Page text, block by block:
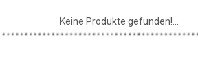
Keine Produkte gefunden!...